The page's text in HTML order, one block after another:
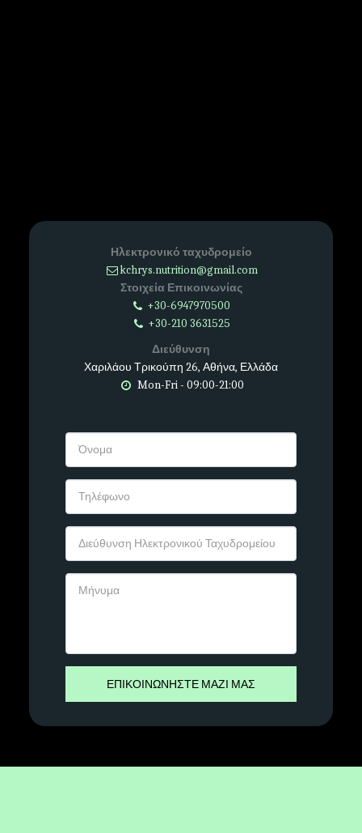
Ηλεκτρονικό ταχυδρομείο
kchrys.nutrition@gmail.com
Στοιχεία Επικοινωνίας
+30-6947970500
+30-210 3631525
Διεύθυνση
Χαριλάου Τρικούπη 26, Αθήνα, Ελλάδα
Mon-Fri - 09:00-21:00
ΕΠΙΚΟΙΝΩΝΉΣΤΕ ΜΑΖΊ ΜΑΣ